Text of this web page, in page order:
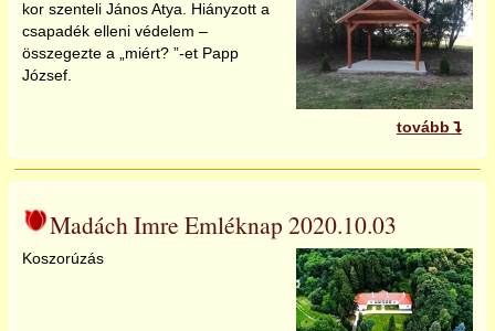
tovább
kor szenteli János Atya. Hiányzott a
csapadék elleni védelem –
összegezte a „miért? ”-et Papp
József.
Madách Imre Emléknap 2020.10.03
Koszorúzás